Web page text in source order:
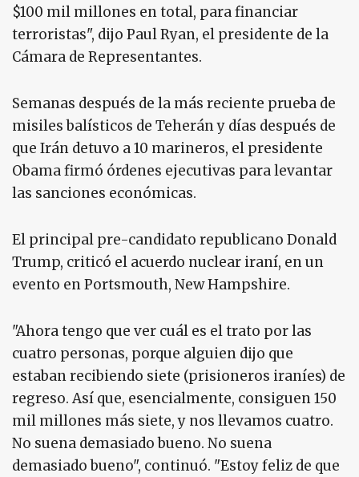
$100 mil millones en total, para financiar
terroristas", dijo Paul Ryan, el presidente de la
Cámara de Representantes.
Semanas después de la más reciente prueba de
misiles balísticos de Teherán y días después de
que Irán detuvo a 10 marineros, el presidente
Obama firmó órdenes ejecutivas para levantar
las sanciones económicas.
El principal pre-candidato republicano Donald
Trump, criticó el acuerdo nuclear iraní, en un
evento en Portsmouth, New Hampshire.
"Ahora tengo que ver cuál es el trato por las
cuatro personas, porque alguien dijo que
estaban recibiendo siete (prisioneros iraníes) de
regreso. Así que, esencialmente, consiguen 150
mil millones más siete, y nos llevamos cuatro.
No suena demasiado bueno. No suena
demasiado bueno", continuó. "Estoy feliz de que